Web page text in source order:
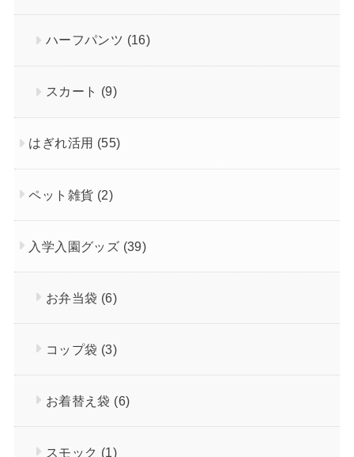
ハーフパンツ (16)
スカート (9)
はぎれ活用 (55)
ペット雑貨 (2)
入学入園グッズ (39)
お弁当袋 (6)
コップ袋 (3)
お着替え袋 (6)
スモック (1)